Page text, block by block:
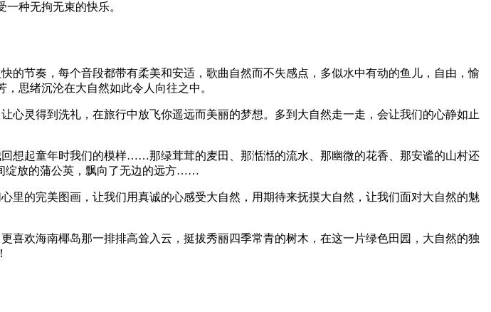
种无拘无束的快乐。
节奏，每个音段都带有柔美和安适，歌曲自然而不失感点，多似水中有动的鱼儿，自由，愉
思绪沉沦在大自然如此令人向往之中。
灵得到洗礼，在旅行中放飞你遥远而美丽的梦想。多到大自然走一走，会让我们的心静如止
想起童年时我们的模样……那绿茸茸的麦田、那湉湉的流水、那幽微的花香、那安谧的山村还
绽放的蒲公英，飘向了无边的远方……
的完美图画，让我们用真诚的心感受大自然，用期待来抚摸大自然，让我们面对大自然的魅
欢海南椰岛那一排排高耸入云，挺拔秀丽四季常青的树木，在这一片绿色田园，大自然的独